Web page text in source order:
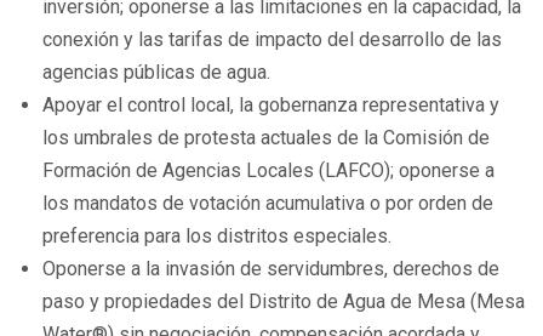
inversión; oponerse a las limitaciones en la capacidad, la
conexión y las tarifas de impacto del desarrollo de las
agencias públicas de agua.
Apoyar el control local, la gobernanza representativa y
los umbrales de protesta actuales de la Comisión de
Formación de Agencias Locales (LAFCO); oponerse a
los mandatos de votación acumulativa o por orden de
preferencia para los distritos especiales.
Oponerse a la invasión de servidumbres, derechos de
paso y propiedades del Distrito de Agua de Mesa (Mesa